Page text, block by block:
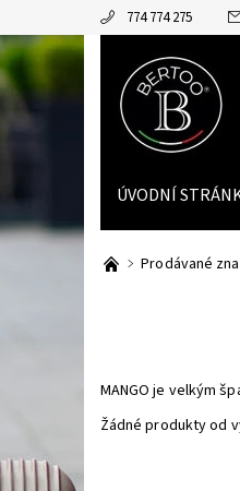
774 774 275
ÚVODNÍ
Prodávané
MANGO je velkým
Žádné produkty od